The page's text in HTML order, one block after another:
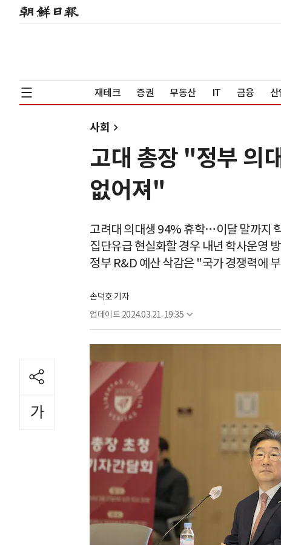
재테크 증권 부동산 IT 금융 산
사회
고대 총장 "정부 의
없어져"
고려대 의대생 94% 휴학…이달 말까지
집단유급 현실화할 경우 내년 학사운영
정부 R&D 예산 삭감은 "국가 경쟁력에
손덕호 기자
업데이트 2024.03.21. 19:35